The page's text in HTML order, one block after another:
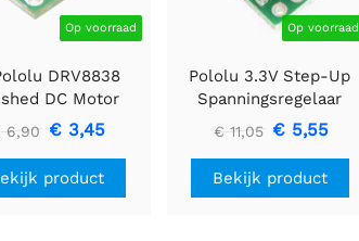
Op voorraad
DRV8838
DC Motor
Driver
6,90 € 3,45
product
Op voorraad
Pololu 3.3V Step-Up
Spanningsregelaar
U1V11F3
€ 11,05 € 5,55
Bekijk product